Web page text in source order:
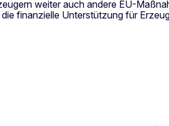
weiter auch andere EU-
finanzielle Unterstützung für